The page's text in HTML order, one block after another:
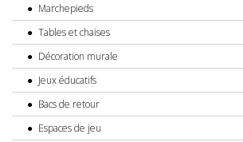
Marchepieds
Tables et chaises
Décoration murale
Jeux éducatifs
Bacs de retour
Espaces de jeu